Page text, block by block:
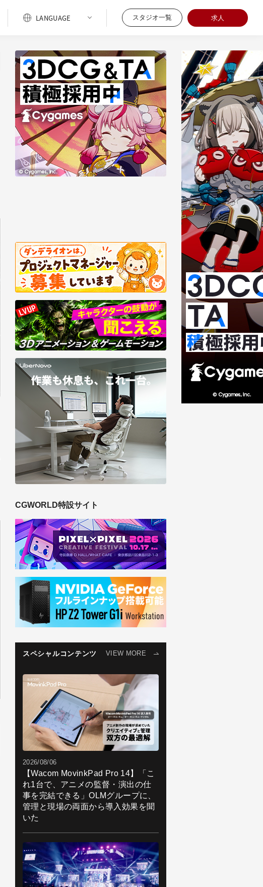
スタジオ一覧 求人
CGWORLD特設サイト
スペシャルコンテンツ VIEW MORE
2026/08/06
【Wacom MovinkPad Pro 14】「こ
れ1台で、アニメの監督・演出の仕
事を完結できる」OLMグループに、
管理と現場の両面から導入効果を聞
いた